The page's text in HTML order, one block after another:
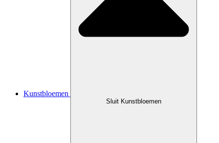
Kunstbloemen
Sluit Kunstbloemen